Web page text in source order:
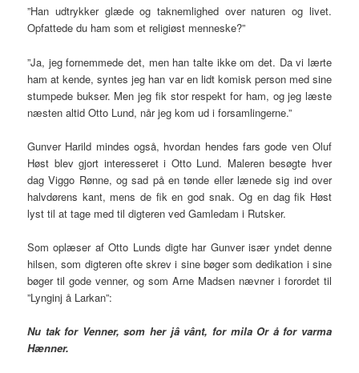
”Han udtrykker glæde og taknemlighed over naturen og livet.
Opfattede du ham som et religiøst menneske?”
”Ja, jeg fornemmede det, men han talte ikke om det. Da vi lærte
ham at kende, syntes jeg han var en lidt komisk person med sine
stumpede bukser. Men jeg fik stor respekt for ham, og jeg læste
næsten altid Otto Lund, når jeg kom ud i forsamlingerne.”
Gunver Harild mindes også, hvordan hendes fars gode ven Oluf
Høst blev gjort interesseret i Otto Lund. Maleren besøgte hver
dag Viggo Rønne, og sad på en tønde eller lænede sig ind over
halvdørens kant, mens de fik en god snak. Og en dag fik Høst
lyst til at tage med til digteren ved Gamledam i Rutsker.
Som oplæser af Otto Lunds digte har Gunver især yndet denne
hilsen, som digteren ofte skrev i sine bøger som dedikation i sine
bøger til gode venner, og som Arne Madsen nævner i forordet til
”Lynginj å Larkan”:
Nu tak for Venner, som her jâ vânt, for mila Or å for varma
Hænner.